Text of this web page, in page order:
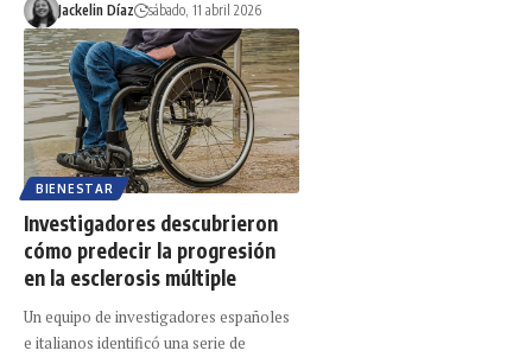
Jackelin Díaz sábado, 11 abril 2026
BIENESTAR
Investigadores descubrieron
cómo predecir la progresión
en la esclerosis múltiple
Un equipo de investigadores españoles
e italianos identificó una serie de